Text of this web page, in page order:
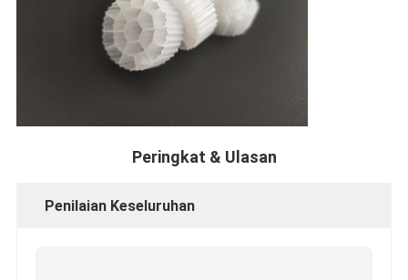
Peringkat & Ulasan
Penilaian Keseluruhan